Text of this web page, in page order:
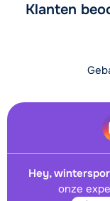
Klanten
Hey,
onze